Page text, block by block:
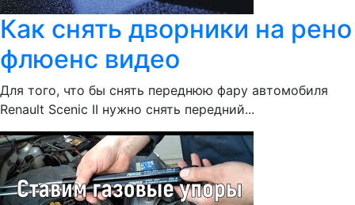
Как снять дворники на рено
флюенс видео
Для того, что бы снять переднюю фару автомобиля
Renault Scenic II нужно снять передний...